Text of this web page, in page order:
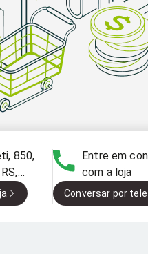
850,
Entre em
com a loja
Conversar por